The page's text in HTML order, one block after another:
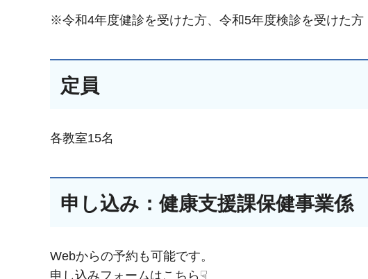
※令和4年度健診を受けた方、令和5年度検診を受けた方
定員
各教室15名
申し込み：健康支援課保健事業
Webからの予約も可能です。
申し込みフォームはこちら☟